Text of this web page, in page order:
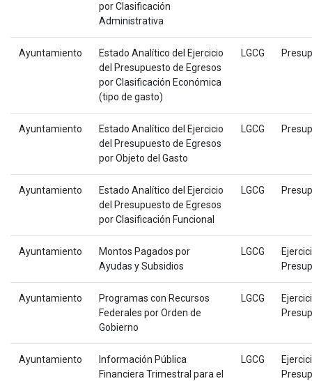
por Clasificación
Administrativa
Ayuntamiento
Estado Analítico del Ejercicio
del Presupuesto de Egresos
por Clasificación Económica
(tipo de gasto)
LGCG
Ayuntamiento
Estado Analítico del Ejercicio
del Presupuesto de Egresos
por Objeto del Gasto
LGCG
Ayuntamiento
Estado Analítico del Ejercicio
del Presupuesto de Egresos
por Clasificación Funcional
LGCG
Ayuntamiento
Montos Pagados por
Ayudas y Subsidios
LGCG
Ayuntamiento
Programas con Recursos
Federales por Orden de
Gobierno
LGCG
Ayuntamiento
Información Pública
Financiera Trimestral para el
LGCG